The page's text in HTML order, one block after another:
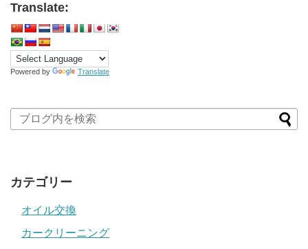
Translate:
Powered by Translate
カテゴリー
オイル交換
カークリーニング